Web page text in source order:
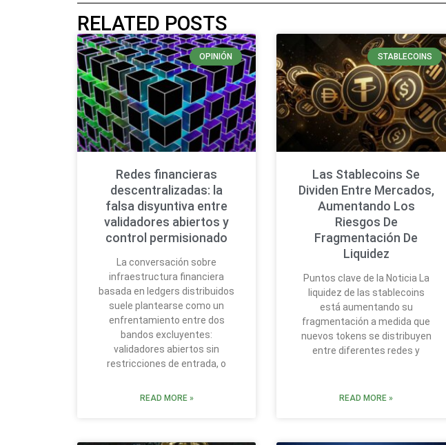
RELATED POSTS
OPINIÓN
Redes financieras
descentralizadas: la
falsa disyuntiva entre
validadores abiertos y
control permisionado
La conversación sobre
infraestructura financiera
basada en ledgers distribuidos
suele plantearse como un
enfrentamiento entre dos
bandos excluyentes:
validadores abiertos sin
restricciones de entrada, o
READ MORE »
STABLECOINS
Las Stablecoins Se
Dividen Entre Mercados,
Aumentando Los
Riesgos De
Fragmentación De
Liquidez
Puntos clave de la Noticia La
liquidez de las stablecoins
está aumentando su
fragmentación a medida que
nuevos tokens se distribuyen
entre diferentes redes y
READ MORE »